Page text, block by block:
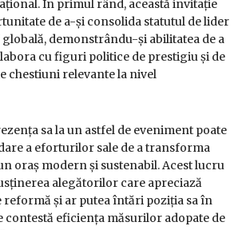
În primul rând, această invitație
de a-și consolida statutul de lider
demonstrându-și abilitatea de a
cu figuri politice de prestigiu și de
chestiuni relevante la nivel
sa la un astfel de eveniment poate
a eforturilor sale de a transforma
oraș modern și sustenabil. Acest lucru
alegătorilor care apreciază
reformă și ar putea întări poziția sa în
eficiența măsurilor adopate de